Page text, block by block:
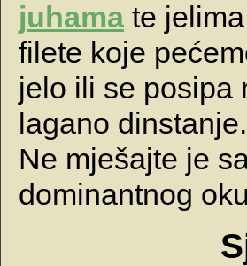
juhama te
filete koje
jelo ili se posipa
lagano dinstanje.
Ne mješajte je
dominantnog